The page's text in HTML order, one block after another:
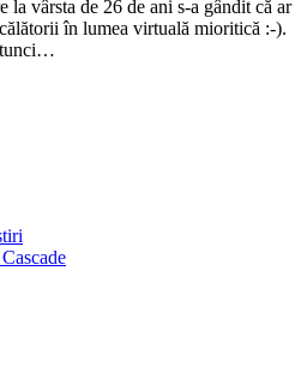
la vârsta de 26 de ani s-a gândit că ar
în lumea virtuală mioritică :-).